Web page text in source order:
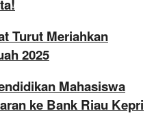
Turut Meriahkan
2025
Mahasiswa
ke Bank Riau Kepri